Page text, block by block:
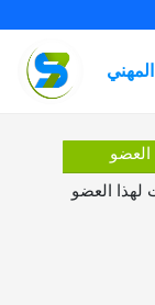
لهذا العضو